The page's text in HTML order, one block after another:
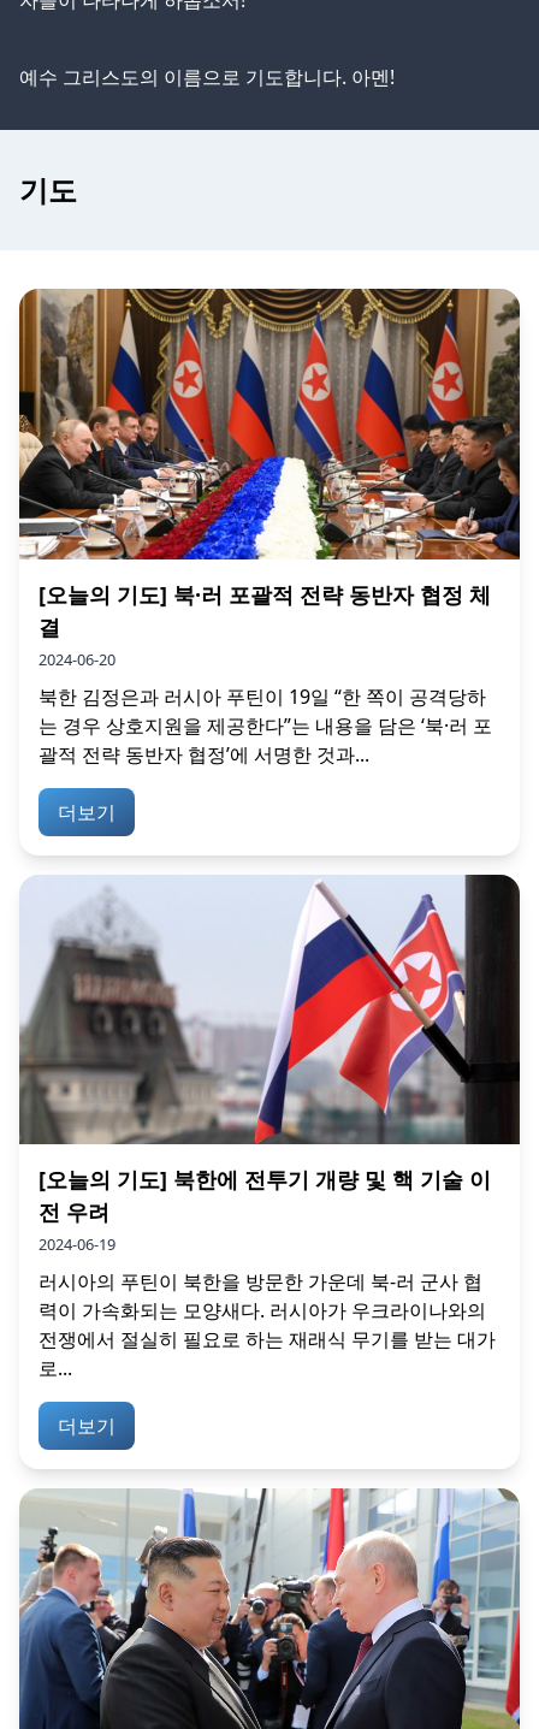
예수 그리스도의 이름으로 기도합니다. 아멘!
기도
[오늘의 기도] 북·러 포괄적 전략 동반자 협정 체
결
2024-06-20
북한 김정은과 러시아 푸틴이 19일 “한 쪽이 공격당하
는 경우 상호지원을 제공한다”는 내용을 담은 ‘북·러 포
괄적 전략 동반자 협정’에 서명한 것과...
더보기
[오늘의 기도] 북한에 전투기 개량 및 핵 기술 이
전 우려
2024-06-19
러시아의 푸틴이 북한을 방문한 가운데 북-러 군사 협
력이 가속화되는 모양새다. 러시아가 우크라이나와의
전쟁에서 절실히 필요로 하는 재래식 무기를 받는 대가
로...
더보기